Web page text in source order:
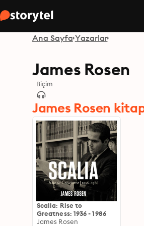
Ana Sayfa Yazarlar
James Rosen
Biçim
James Rosen
Scalia: Rise to
Greatness: 1936 - 1986
James Rosen